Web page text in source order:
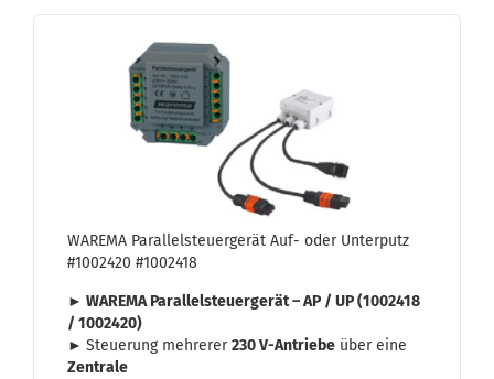
WA­RE­MA Par­al­lel­steu­er­ge­rät Auf- oder Un­ter­putz
#1002420 #1002418
► WA­RE­MA Par­al­lel­steu­er­ge­rät – AP / UP (1002418
/ 1002420)
► Steue­rung meh­re­rer230 V-​Antriebe über eine
Zen­tra­le